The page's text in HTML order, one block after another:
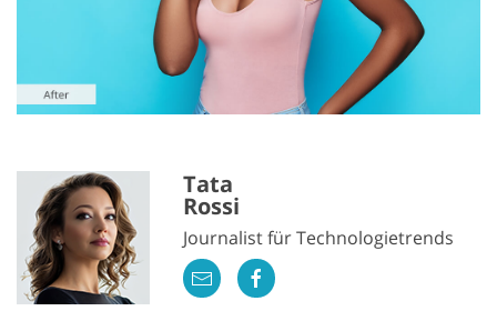
Tata
Rossi
Journalist für Technologietrends